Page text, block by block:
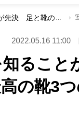
正しい靴選びはつま先の形を知ることが先決 足と靴の専門家に学ぶ最高の靴3つの条件
2022.05.16 11:00
ること
の靴3